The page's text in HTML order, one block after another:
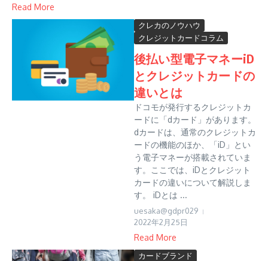
Read More
クレカのノウハウ
クレジットカードコラム
後払い型電子マネーiD
とクレジットカードの
違いとは
ドコモが発行するクレジットカ
ードに「dカード」があります。
dカードは、通常のクレジットカ
ードの機能のほか、「iD」とい
う電子マネーが搭載されていま
す。ここでは、iDとクレジット
カードの違いについて解説しま
す。 iDとは ...
uesaka@gdpr029
2022年2月25日
Read More
カードブランド